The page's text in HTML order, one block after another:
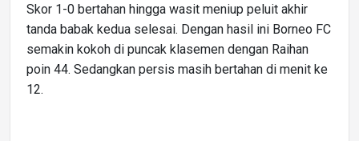
Skor 1-0 bertahan hingga wasit meniup peluit akhir
tanda babak kedua selesai. Dengan hasil ini Borneo FC
semakin kokoh di puncak klasemen dengan Raihan
poin 44. Sedangkan persis masih bertahan di menit ke
12.